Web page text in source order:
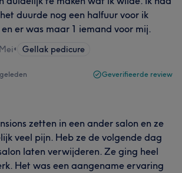
duurde nog een halfuur voor ik
er was maar 1 iemand voor mij.
• Gellak pedicure
Geverifieerde review
zetten in een ander salon en ze
veel pijn. Heb ze de volgende dag
laten verwijderen. Ze ging heel
Het was een aangename ervaring